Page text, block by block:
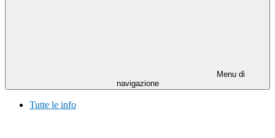
Menu di
navigazione
Tutte le info